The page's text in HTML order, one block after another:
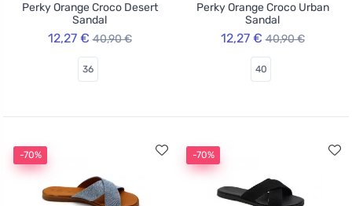
Perky Orange Croco Desert
Sandal
12,27 € 40,90 €
36
Perky Orange Croco Urban
Sandal
12,27 € 40,90 €
40
-70% -70%